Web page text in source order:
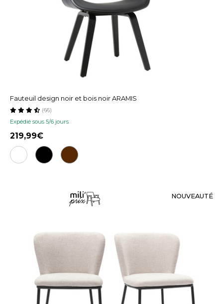
Fauteuil design noir et bois noir ARAMIS
Expédié sous 5/6 jours
(66)
219,99
NOUVEAUTÉ